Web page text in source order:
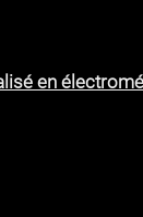
en